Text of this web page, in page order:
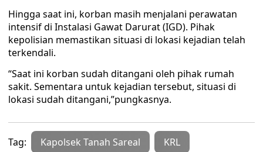
Hingga saat ini, korban masih menjalani perawatan
intensif di Instalasi Gawat Darurat (IGD). Pihak
kepolisian memastikan situasi di lokasi kejadian telah
terkendali.
“Saat ini korban sudah ditangani oleh pihak rumah
sakit. Sementara untuk kejadian tersebut, situasi di
lokasi sudah ditangani,”pungkasnya.
Tag: Kapolsek Tanah Sareal KRL